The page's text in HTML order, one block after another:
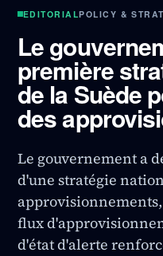
EDITORIALPOLICY &
Le
première
de la Suède
des
Le gouvernement a
d'une stratégie
flux
d'état d'alerte